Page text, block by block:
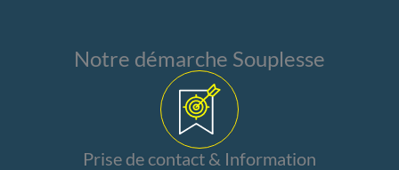
Notre démarche Souplesse
Prise de contact & Information